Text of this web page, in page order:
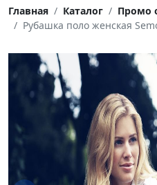
Главная Каталог Промо
Рубашка поло женская